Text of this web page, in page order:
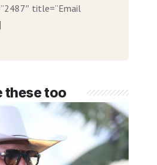
title=”Email
these too